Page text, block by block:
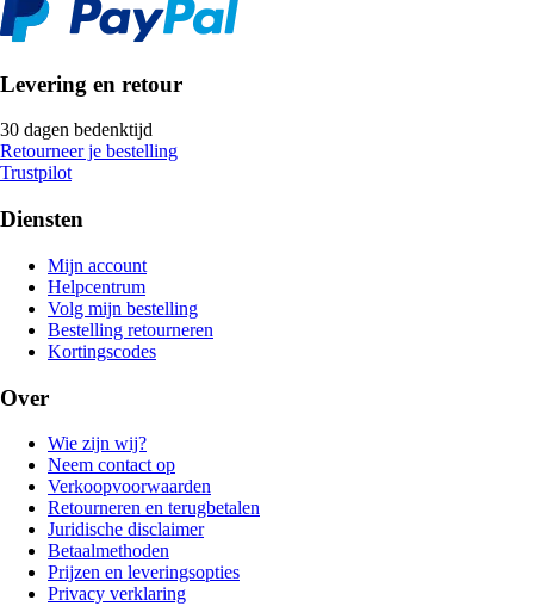
Levering en retour
30 dagen bedenktijd
Retourneer je bestelling
Trustpilot
Diensten
Mijn account
Helpcentrum
Volg mijn bestelling
Bestelling retourneren
Kortingscodes
Over
Wie zijn wij?
Neem contact op
Verkoopvoorwaarden
Retourneren en terugbetalen
Juridische disclaimer
Betaalmethoden
Prijzen en leveringsopties
Privacy verklaring